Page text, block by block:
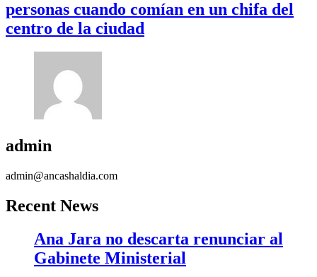
personas cuando comían en un chifa del
centro de la ciudad
admin
admin@ancashaldia.com
Recent News
Ana Jara no descarta renunciar al
Gabinete Ministerial